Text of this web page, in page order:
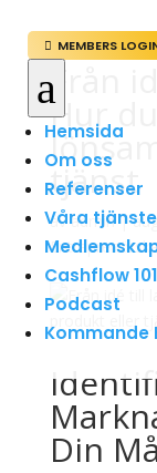
 MEMBERS
a
Hemsida
Om oss
Referenser
Våra
Cashflow 101
Podcast
Kommande
Från
Hur
tjänst
avadmin|
Din